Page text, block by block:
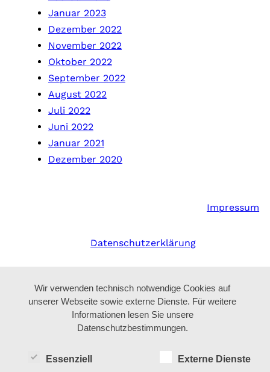
Januar 2023
Dezember 2022
November 2022
Oktober 2022
September 2022
August 2022
Juli 2022
Juni 2022
Januar 2021
Dezember 2020
Impressum
Datenschutzerklärung
Wir verwenden technisch notwendige Cookies auf
unserer Webseite sowie externe Dienste. Für weitere
Informationen lesen Sie unsere
Datenschutzbestimmungen.
Essenziell Externe Dienste